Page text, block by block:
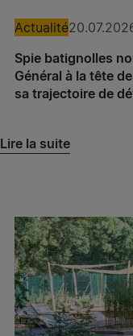
Actualité
Spie batignolles
Général à la tête
sa trajectoire de
Lire la suite